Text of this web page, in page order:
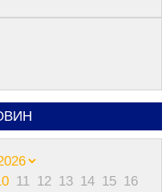
11 12 13 14 15 16